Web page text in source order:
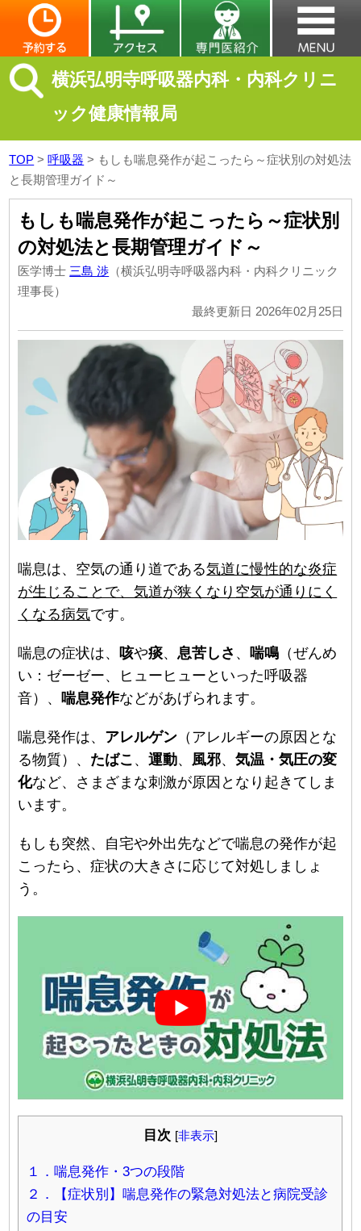
横浜弘明寺呼吸器内科・内科クリニ
ック健康情報局
TOP >呼吸器 > もしも喘息発作が起こったら～症状別の対処法
と長期管理ガイド～
もしも喘息発作が起こったら～症状別
の対処法と長期管理ガイド～
医学博士 三島 渉 （横浜弘明寺呼吸器内科・内科クリニック
理事長）
最終更新日 2026年02月25日
喘息は、空気の通り道である気道に慢性的な炎症
が生じることで、気道が狭くなり空気が通りにく
くなる病気です。
喘息の症状は、咳や痰、息苦しさ 、喘鳴 （ぜんめ
い：ゼーゼー、ヒューヒューといった呼吸器
音）、喘息発作などがあげられます。
喘息発作は、 アレルゲン （アレルギーの原因とな
る物質）、 たばこ 、運動、 風邪、気温・気圧の変
化など、さまざまな刺激が原因となり起きてしま
います。
もしも突然、自宅や外出先などで喘息の発作が起
こったら、症状の大きさに応じて対処しましょ
う。
目次 [非表示]
１．喘息発作・3つの段階
２．【症状別】喘息発作の緊急対処法と病院受診
の目安